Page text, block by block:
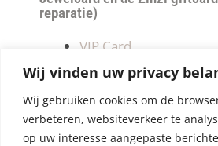
Wij vinden uw privacy
Wij gebruiken cookies om de
verbeteren, websiteverkeer te
op uw interesse aangepaste
reparatie)
VIP Card
Retourneren
Betalen &
Privacy Policy
Algemene